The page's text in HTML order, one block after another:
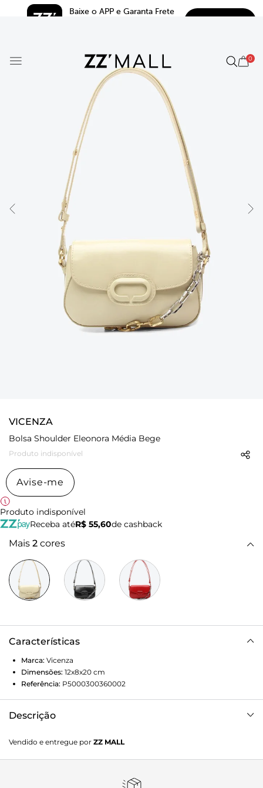
Baixe o APP e Garanta Frete
0
VICENZA
Bolsa Shoulder Eleonora Média Bege
Produto indisponível
Avise-me
Produto indisponível
Receba atéR$ 55,60de cashback
Mais 2 cores
Características
Marca: Vicenza
Dimensões: 12x8x20 cm
Referência: P5000300360002
Descrição
perder o estilo, aquela bag que vai bem com tudo - dos
looks sofisticados aos mais casuais. Perfeita para te
muito charme e praticidade.
Vendido e entregue por ZZ MALL